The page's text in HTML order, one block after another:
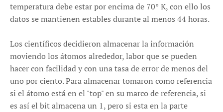
temperatura debe estar por encima de 70° K, con ello los
datos se mantienen estables durante al menos 44 horas.
Los científicos decidieron almacenar la información
moviendo los átomos alrededor, labor que se pueden
hacer con facilidad y con una tasa de error de menos del
uno por ciento. Para almacenar tomaron como referencia
si el átomo está en el "top" en su marco de referencia, si
es así el bit almacena un 1, pero si esta en la parte